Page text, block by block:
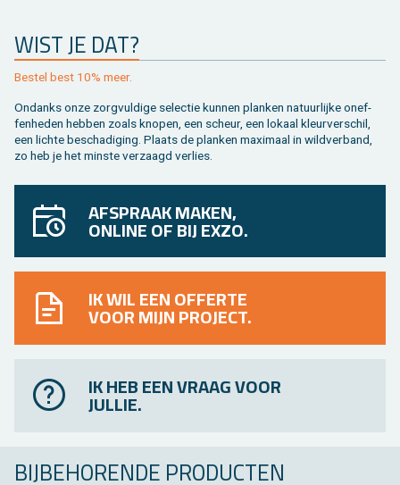
WIST JE DAT?
Be­stel best 10% meer.
On­danks onze zorg­vul­di­ge se­lec­tie kun­nen plan­ken na­tuur­lij­ke on­ef­
fen­he­den heb­ben zoals kno­pen, een scheur, een lo­kaal kleur­ver­schil,
een lich­te be­scha­di­ging. Plaats de plan­ken maxi­maal in wild­ver­band,
zo heb je het min­ste ver­zaagd ver­lies.
AFSPRAAK MAKEN,
ONLINE OF BIJ EXZO.
IK WIL EEN OFFERTE
VOOR MIJN PROJECT.
IK HEB EEN VRAAG VOOR
JULLIE.
BIJ­BE­HO­REN­DE PRO­DUC­TEN